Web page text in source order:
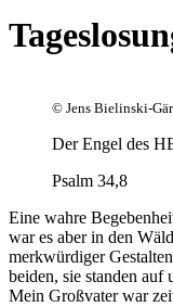
© Jens Bielinski-
Der Engel des
Psalm 34,8
Eine wahre
war es aber in den
merkwürdiger
beiden, sie standen
Mein Großvater war